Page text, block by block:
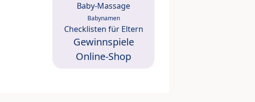
Baby-Massage
Babynamen
Checklisten für Eltern
Gewinnspiele
Online-Shop